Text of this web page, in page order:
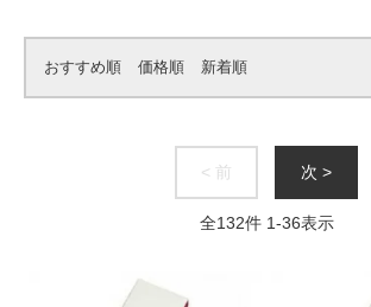
おすすめ順 価格順 新着順
< 前 次 >
全132件 1-36表示